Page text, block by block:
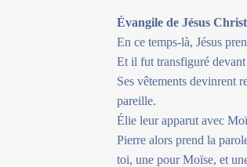
Évangile de Jésus
En ce temps-là, Jésus
Et il fut transfiguré
Ses vêtements devinrent
pareille.
Élie leur apparut avec
Pierre alors prend la
toi, une pour Moïse, et